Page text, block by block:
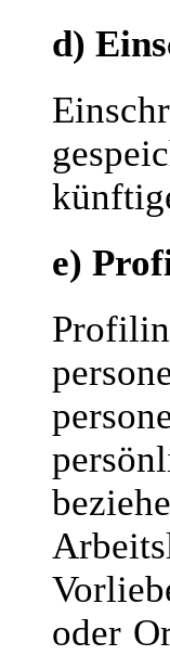
d)
e)
oder